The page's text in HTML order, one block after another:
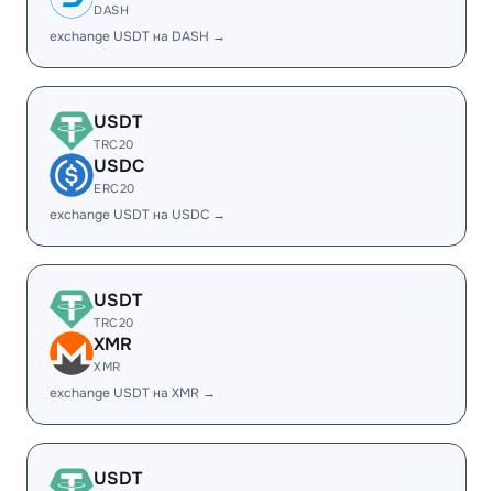
DASH
exchange USDT на DASH →
USDT
TRC20
USDC
ERC20
exchange USDT на USDC →
USDT
TRC20
XMR
XMR
exchange USDT на XMR →
USDT